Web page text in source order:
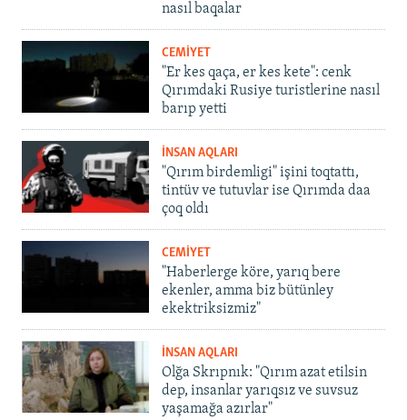
nasıl baqalar
CEMİYET
"Er kes qaça, er kes kete": cenk
Qırımdaki Rusiye turistlerine nasıl
barıp yetti
İNSAN AQLARI
"Qırım birdemligi" işini toqtattı,
tintüv ve tutuvlar ise Qırımda daa
çoq oldı
CEMİYET
"Haberlerge köre, yarıq bere
ekenler, amma biz bütünley
ekektriksizmiz"
İNSAN AQLARI
Olğa Skrıpnık: "Qırım azat etilsin
dep, insanlar yarıqsız ve suvsuz
yaşamağa azırlar"